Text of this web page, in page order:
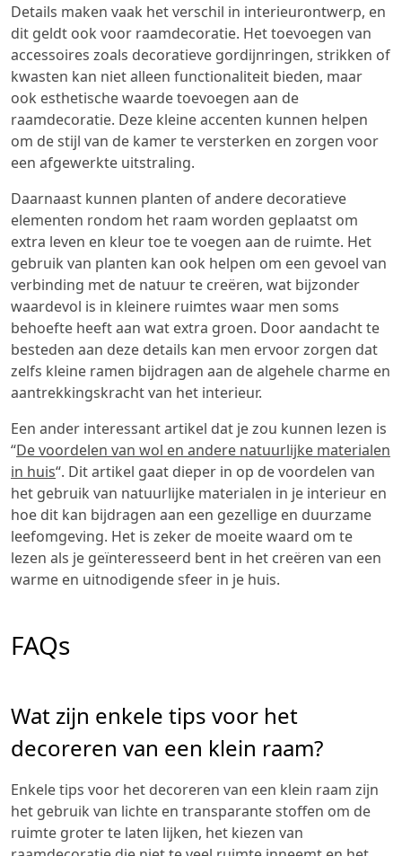
Details maken vaak het verschil in interieurontwerp, en
dit geldt ook voor raamdecoratie. Het toevoegen van
accessoires zoals decoratieve gordijnringen, strikken of
kwasten kan niet alleen functionaliteit bieden, maar
ook esthetische waarde toevoegen aan de
raamdecoratie. Deze kleine accenten kunnen helpen
om de stijl van de kamer te versterken en zorgen voor
een afgewerkte uitstraling.
Daarnaast kunnen planten of andere decoratieve
elementen rondom het raam worden geplaatst om
extra leven en kleur toe te voegen aan de ruimte. Het
gebruik van planten kan ook helpen om een gevoel van
verbinding met de natuur te creëren, wat bijzonder
waardevol is in kleinere ruimtes waar men soms
behoefte heeft aan wat extra groen. Door aandacht te
besteden aan deze details kan men ervoor zorgen dat
zelfs kleine ramen bijdragen aan de algehele charme en
aantrekkingskracht van het interieur.
Een ander interessant artikel dat je zou kunnen lezen is
“De voordelen van wol en andere natuurlijke materialen
in huis“. Dit artikel gaat dieper in op de voordelen van
het gebruik van natuurlijke materialen in je interieur en
hoe dit kan bijdragen aan een gezellige en duurzame
leefomgeving. Het is zeker de moeite waard om te
lezen als je geïnteresseerd bent in het creëren van een
warme en uitnodigende sfeer in je huis.
FAQs
Wat zijn enkele tips voor het
decoreren van een klein raam?
Enkele tips voor het decoreren van een klein raam zijn
het gebruik van lichte en transparante stoffen om de
ruimte groter te laten lijken, het kiezen van